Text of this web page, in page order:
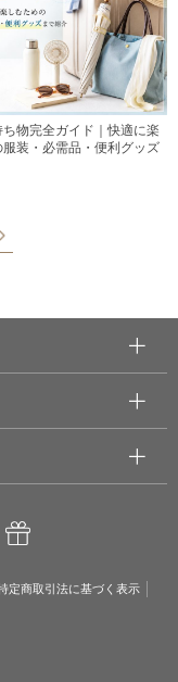
ち物完全ガイド｜快適に楽
服装・必需品・便利グッズ
定商取引法に基づく表示